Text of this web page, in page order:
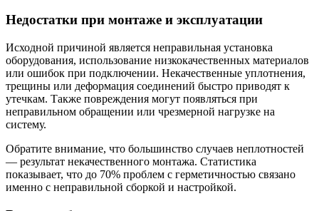
Недостатки при монтаже и эксплуатации
Исходной причиной является неправильная установка
оборудования, использование низкокачественных материалов
или ошибок при подключении. Некачественные уплотнения,
трещины или деформация соединений быстро приводят к
утечкам. Также повреждения могут появляться при
неправильном обращении или чрезмерной нагрузке на
систему.
Обратите внимание, что большинство случаев неплотностей
— результат некачественного монтажа. Статистика
показывает, что до 70% проблем с герметичностью связано
именно с неправильной сборкой и настройкой.